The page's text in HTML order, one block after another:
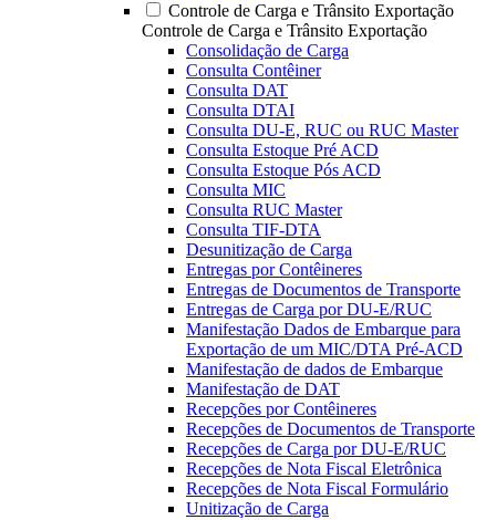
Controle de Carga e Trânsito Exportação
Controle de Carga e Trânsito Exportação
Consolidação de Carga
Consulta Contêiner
Consulta DAT
Consulta DTAI
Consulta DU-E, RUC ou RUC Master
Consulta Estoque Pré ACD
Consulta Estoque Pós ACD
Consulta MIC
Consulta RUC Master
Consulta TIF-DTA
Desunitização de Carga
Entregas por Contêineres
Entregas de Documentos de Transporte
Entregas de Carga por DU-E/RUC
Manifestação Dados de Embarque para
Exportação de um MIC/DTA Pré-ACD
Manifestação de dados de Embarque
Manifestação de DAT
Recepções por Contêineres
Recepções de Documentos de Transporte
Recepções de Carga por DU-E/RUC
Recepções de Nota Fiscal Eletrônica
Recepções de Nota Fiscal Formulário
Unitização de Carga